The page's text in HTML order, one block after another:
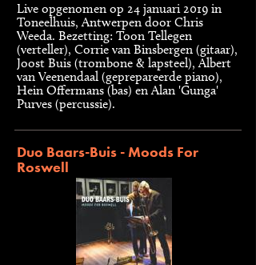
Live opgenomen op 24 januari 2019 in
Toneelhuis, Antwerpen door Chris
Weeda. Bezetting: Toon Tellegen
(verteller), Corrie van Binsbergen (gitaar),
Joost Buis (trombone & lapsteel), Albert
van Veenendaal (geprepareerde piano),
Hein Offermans (bas) en Alan 'Gunga'
Purves (percussie).
Duo Baars-Buis - Moods For
Roswell